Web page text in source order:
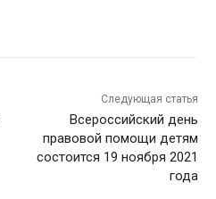
Следующая статья
Всероссийский день
правовой помощи детям
состоится 19 ноября 2021
года